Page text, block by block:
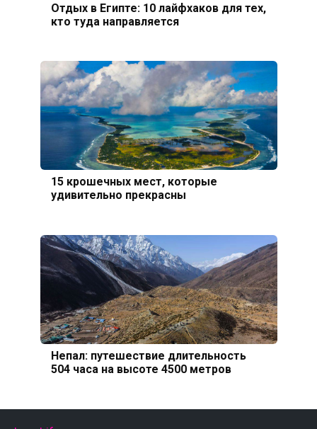
Отдых в Египте: 10 лайфхаков для тех,
кто туда направляется
15 крошечных мест, которые
удивительно прекрасны
Непал: путешествие длительность
504 часа на высоте 4500 метров